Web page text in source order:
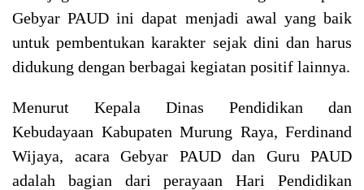
Gebyar PAUD ini dapat menjadi awal yang baik
untuk pembentukan karakter sejak dini dan harus
didukung dengan berbagai kegiatan positif lainnya.
Menurut Kepala Dinas Pendidikan dan
Kebudayaan Kabupaten Murung Raya, Ferdinand
Wijaya, acara Gebyar PAUD dan Guru PAUD
adalah bagian dari perayaan Hari Pendidikan